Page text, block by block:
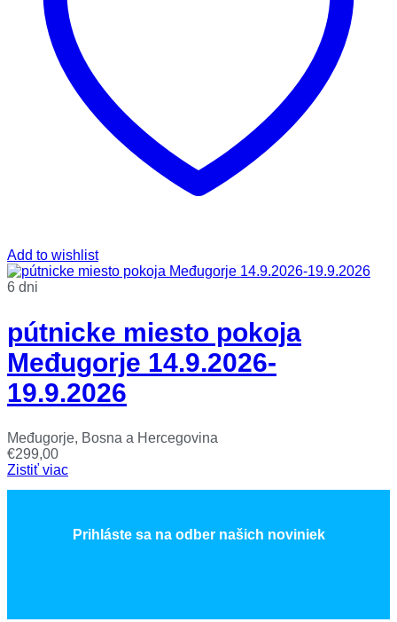
Add to wishlist
6 dni
pútnicke miesto pokoja
Međugorje 14.9.2026-
19.9.2026
Međugorje, Bosna a Hercegovina
€299,00
Zistiť viac
Prihláste sa na odber našich noviniek